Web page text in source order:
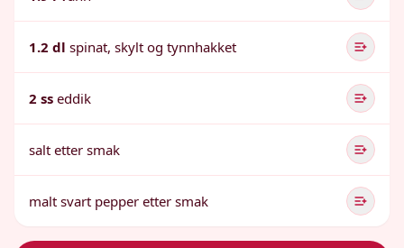
1.2 dl spinat, skylt og tynnhakket
2 ss eddik
salt etter smak
malt svart pepper etter smak